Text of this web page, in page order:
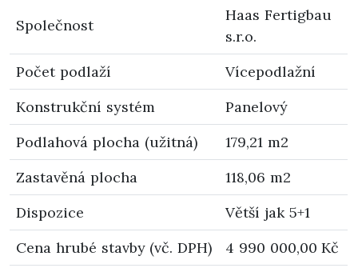
Společnost
Haas Fertigbau
s.r.o.
Počet podlaží
Vícepodlažní
Konstrukční systém
Panelový
Podlahová plocha (užitná)
179,21 m2
Zastavěná plocha
118,06 m2
Dispozice
Větší jak 5+1
Cena hrubé stavby (vč. DPH)
4 990 000,00 Kč